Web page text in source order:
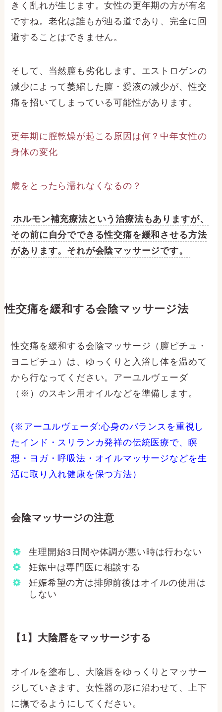
きく乱れが生じます。女性の更年期の方が有名
ですね。老化は誰もが辿る道であり、完全に回
避することはできません。
そして、当然膣も劣化します。エストロゲンの
減少によって萎縮した膣・愛液の減少が、性交
痛を招いてしまっている可能性があります。
更年期に膣乾燥が起こる原因は何？中年女性の
身体の変化
歳をとったら濡れなくなるの？
ホルモン補充療法という治療法もありますが、
その前に自分でできる性交痛を緩和させる方法
があります。それが会陰マッサージです。
性交痛を緩和する会陰マッサージ法
性交痛を緩和する会陰マッサージ（膣ピチュ・
ヨニピチュ）は、ゆっくりと入浴し体を温めて
から行なってください。アーユルヴェーダ
（※）のスキン用オイルなどを準備します。
(※アーユルヴェーダ:心身のバランスを重視し
たインド・スリランカ発祥の伝統医療で、瞑
想・ヨガ・呼吸法・オイルマッサージなどを生
活に取り入れ健康を保つ方法）
会陰マッサージの注意
生理開始3日間や体調が悪い時は行わない
妊娠中は専門医に相談する
妊娠希望の方は排卵前後はオイルの使用は
しない
【1】大陰唇をマッサージする
オイルを塗布し、大陰唇をゆっくりとマッサー
ジしていきます。女性器の形に沿わせて、上下
に撫でるようにしてください。